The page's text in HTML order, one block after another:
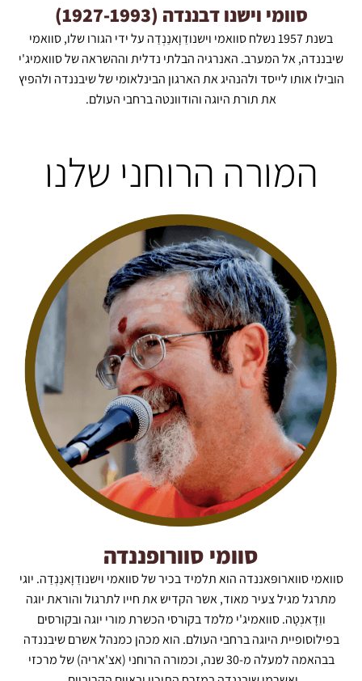
סוומי וישנו דבננדה (1927-1993)
בשנת 1957 נשלח סוואמי וישנודֵוָאנַנְדַה על ידי הגורו שלו, סוואמי
שיבננדה, אל המערב. האנרגיה הבלתי נדלית וההשראה של סוואמיג'י
הובילו אותו לייסד ולהנהיג את הארגון הבינלאומי של שיבננדה ולהפיץ
את תורת היוגה והודוונטה ברחבי העולם.
המורה הרוחני שלנו
סוומי סוורופננדה
סוואמי סווארופּאננדה הוא תלמיד בכיר של סוואמי וישנודֵוָאנַנְדַה. יוגי
מתרגל מגיל צעיר מאוד, אשר הקדיש את חייו לתרגול והוראת יוגה
ווֵדָאנְטָה. סוואמיג'י מלמד בקורסי הכשרת מורי יוגה ובקורסים
בפילוסופיית היוגה ברחבי העולם. הוא מכהן כמנהל אשרם שיבננדה
בבהאמה למעלה מ-30 שנה, וכמורה הרוחני (אצ'אריה) של מרכזי